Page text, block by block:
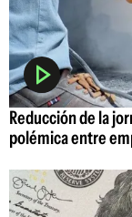
Reducción de la
polémica entre